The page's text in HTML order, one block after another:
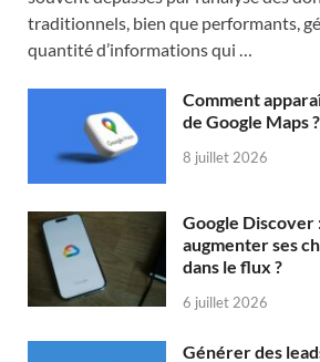
traditionnels, bien que performants,
quantité d’informations qui …
Comment
de Google Maps ?
8 juillet 2026
Google Discover
augmenter ses
dans le flux ?
6 juillet 2026
Générer des